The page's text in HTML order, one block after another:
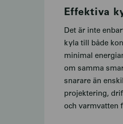
Effektiva
Det är inte
kyla till både
minimal
om samma
snarare än
projektering,
och varmvatten